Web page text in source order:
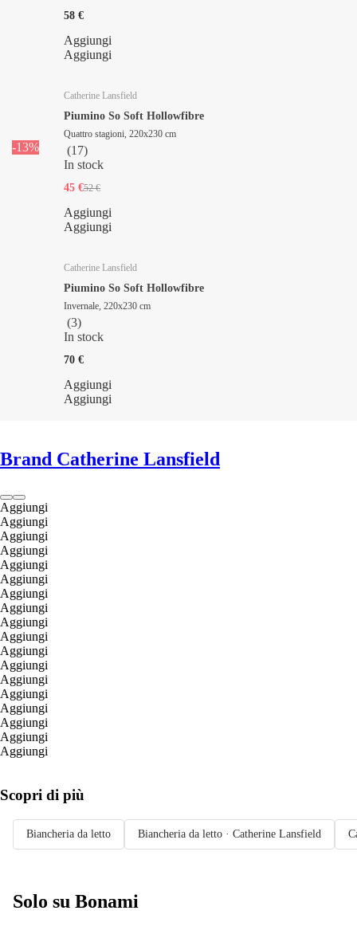
58 €
Aggiungi
Aggiungi
-13%
Catherine Lansfield
Piumino So Soft Hollowfibre
Quattro stagioni, 220x230 cm
(17)
In stock
45 €52 €
Aggiungi
Aggiungi
Catherine Lansfield
Piumino So Soft Hollowfibre
Invernale, 220x230 cm
(3)
In stock
70 €
Aggiungi
Aggiungi
Brand Catherine Lansfield
Aggiungi
Aggiungi
Aggiungi
Aggiungi
Aggiungi
Aggiungi
Aggiungi
Aggiungi
Aggiungi
Aggiungi
Aggiungi
Aggiungi
Aggiungi
Aggiungi
Aggiungi
Aggiungi
Aggiungi
Aggiungi
Scopri di più
Biancheria da letto Biancheria da letto · Catherine Lansfield
Solo su Bonami